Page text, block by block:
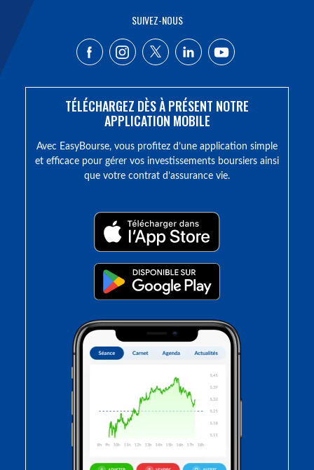
SUIVEZ-NOUS
TÉLÉCHARGEZ DÈS À PRÉSENT NOTRE
APPLICATION MOBILE
Avec EasyBourse, vous profitez d’une application simple
et efficace pour gérer vos investissements boursiers ainsi
que votre contrat d’assurance vie.